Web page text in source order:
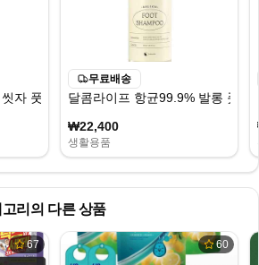
자 풋샴푸 비누향
무료배송
달콤라이프 항균99.9% 발롱 풋
₩22,400
생활용품
리의 다른 상품
67 60